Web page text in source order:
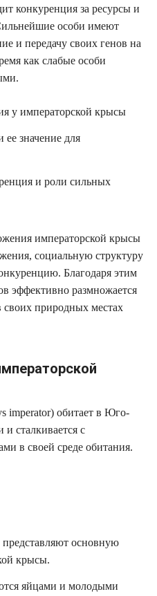
конкуренция за ресурсы и
особи имеют
и передачу своих генов на
как слабые особи
у императорской крысы
ее значение для
и роли сильных
императорской крысы
социальную структуру
Благодаря этим
эффективно размножается
своих природных местах
imperator) обитает в Юго-
сталкивается с
в своей среде обитания.
основную
крысы.
яйцами и молодыми